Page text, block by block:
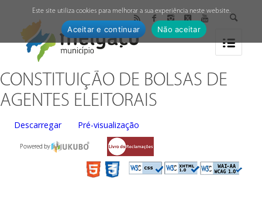
CONSTITUIÇÃO DE BOLSAS DE
AGENTES ELEITORAIS
Descarregar Pré-visualização
Powered by
Este site utiliza cookies para melhorar a sua experiência neste website.
Aceitar e continuar Não aceitar